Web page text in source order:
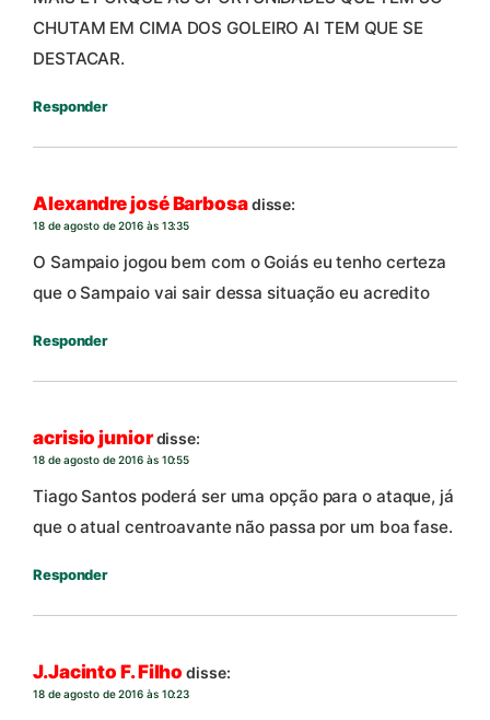
CHUTAM EM CIMA DOS GOLEIRO AI TEM QUE SE
DESTACAR.
Responder
Alexandre josé Barbosadisse:
18 de agosto de 2016 às 13:35
O Sampaio jogou bem com o Goiás eu tenho certeza
que o Sampaio vai sair dessa situação eu acredito
Responder
acrisio juniordisse:
18 de agosto de 2016 às 10:55
Tiago Santos poderá ser uma opção para o ataque, já
que o atual centroavante não passa por um boa fase.
Responder
J.Jacinto F. Filho disse:
18 de agosto de 2016 às 10:23